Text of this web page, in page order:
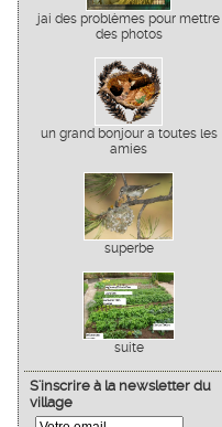
jai des problèmes pour mettre
des photos
un grand bonjour a toutes les
amies
superbe
suite
S'inscrire à la newsletter du
village